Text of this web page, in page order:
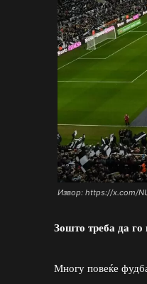
Извор: https://x.com/
Зошто треба да
Многу повеќе